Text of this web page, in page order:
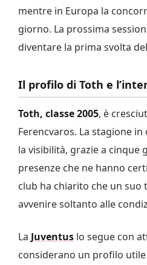
mentre in Europa la
giorno. La prossima
diventare la prima svolta
Il profilo di Toth e
Toth, classe 2005, è
Ferencvaros. La stagione
la visibilità, grazie a cinque
presenze che ne hanno
club ha chiarito che un
avvenire soltanto alle
La Juventus lo segue con
considerano un profilo